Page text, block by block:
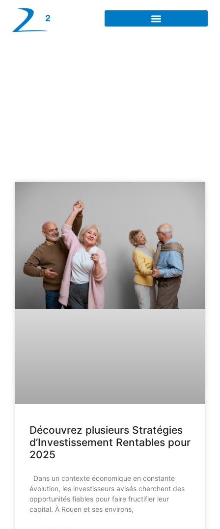
Découvrez plusieurs Stratégies
d’Investissement Rentables pour
2025
Dans un contexte économique en constante
évolution, les investisseurs avisés cherchent des
opportunités fiables pour faire fructifier leur
capital. À Rouen et ses environs,